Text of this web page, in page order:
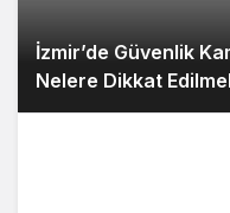
İzmir’de Güvenlik
Nelere Dikkat